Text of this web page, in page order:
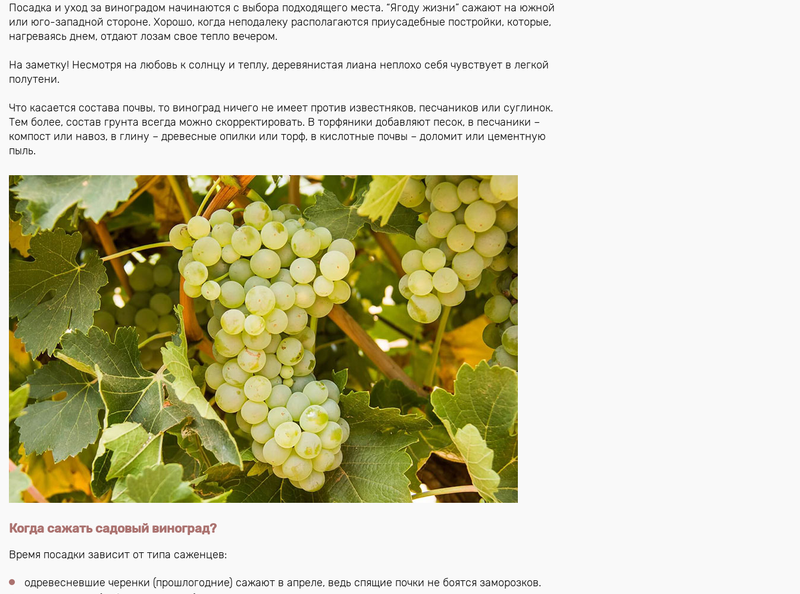
Посадка и уход за виноградом начинаются с выбора подходящего места. “Ягоду жизни” сажают на южной
или юго-западной стороне. Хорошо, когда неподалеку располагаются приусадебные постройки, которые,
нагреваясь днем, отдают лозам свое тепло вечером.
На заметку! Несмотря на любовь к солнцу и теплу, деревянистая лиана неплохо себя чувствует в легкой
полутени.
Что касается состава почвы, то виноград ничего не имеет против известняков, песчаников или суглинок.
Тем более, состав грунта всегда можно скорректировать. В торфяники добавляют песок, в песчаники –
компост или навоз, в глину – древесные опилки или торф, в кислотные почвы – доломит или цементную
пыль.
Когда сажать садовый виноград?
Время посадки зависит от типа саженцев:
одревесневшие черенки (прошлогодние) сажают в апреле, ведь спящие почки не боятся заморозков.